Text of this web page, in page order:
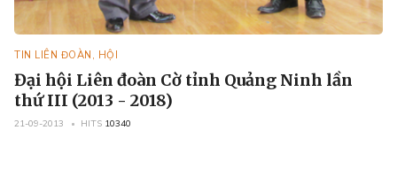
TIN LIÊN ĐOÀN, HỘI
Đại hội Liên đoàn Cờ tỉnh Quảng Ninh lần
thứ III (2013 - 2018)
21-09-2013 HITS 10340